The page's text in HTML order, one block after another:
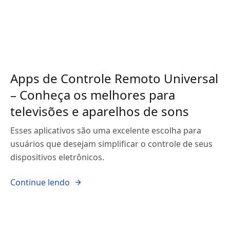
Apps de Controle Remoto Universal
– Conheça os melhores para
televisões e aparelhos de sons
Esses aplicativos são uma excelente escolha para
usuários que desejam simplificar o controle de seus
dispositivos eletrônicos.
Continue lendo